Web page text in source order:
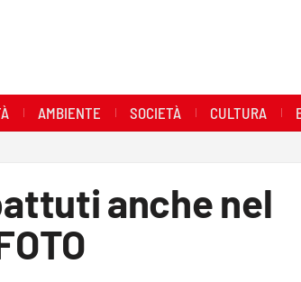
AMBIENTE SOCIETÀ CULTURA
anche nel